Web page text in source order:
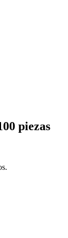
piezas